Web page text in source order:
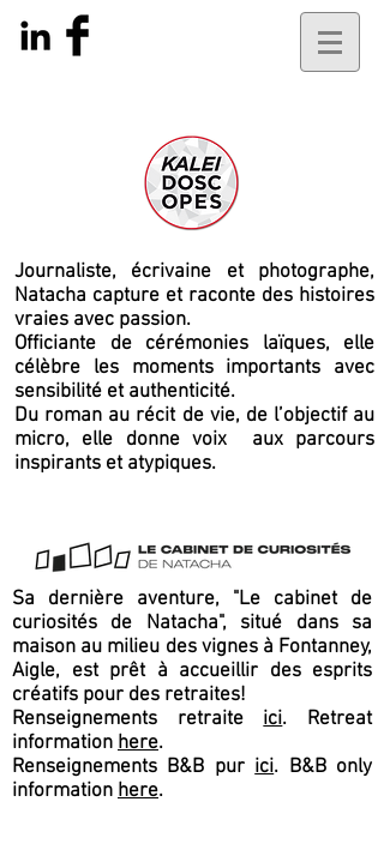
Journaliste, écrivaine et photographe,
Natacha capture et raconte des histoires
vraies avec passion.
Officiante de cérémonies laïques, elle
célèbre les moments importants avec
sensibilité et authenticité.
Du roman au récit de vie, de l’objectif au
micro, elle donne voix aux parcours
inspirants et atypiques.
Sa dernière aventure, "Le cabinet de
curiosités de Natacha", situé dans sa
maison au milieu des vignes à Fontanney,
Aigle, est prêt à accueillir des esprits
créatifs pour des retraites!
Renseignements retraiteici. Retreat
information here.
Renseignements B&B purici. B&B only
information here.